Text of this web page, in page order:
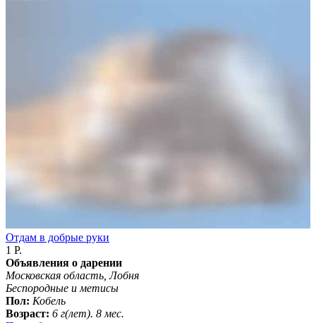
Отдам в добрые руки
1 Р.
Объявления о дарении
Московская область, Лобня
Бeспородные и метисы
Пол: Кобель
Возраст: 6 г(лет). 8 мес.